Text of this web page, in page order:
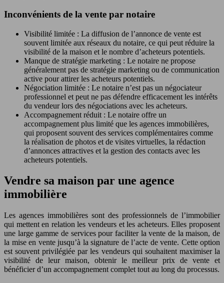
Inconvénients de la vente par notaire
Visibilité limitée : La diffusion de l’annonce de vente est
souvent limitée aux réseaux du notaire, ce qui peut réduire la
visibilité de la maison et le nombre d’acheteurs potentiels.
Manque de stratégie marketing : Le notaire ne propose
généralement pas de stratégie marketing ou de communication
active pour attirer les acheteurs potentiels.
Négociation limitée : Le notaire n’est pas un négociateur
professionnel et peut ne pas défendre efficacement les intérêts
du vendeur lors des négociations avec les acheteurs.
Accompagnement réduit : Le notaire offre un
accompagnement plus limité que les agences immobilières,
qui proposent souvent des services complémentaires comme
la réalisation de photos et de visites virtuelles, la rédaction
d’annonces attractives et la gestion des contacts avec les
acheteurs potentiels.
Vendre sa maison par une agence
immobilière
Les agences immobilières sont des professionnels de l’immobilier
qui mettent en relation les vendeurs et les acheteurs. Elles proposent
une large gamme de services pour faciliter la vente de la maison, de
la mise en vente jusqu’à la signature de l’acte de vente. Cette option
est souvent privilégiée par les vendeurs qui souhaitent maximiser la
visibilité de leur maison, obtenir le meilleur prix de vente et
bénéficier d’un accompagnement complet tout au long du processus.